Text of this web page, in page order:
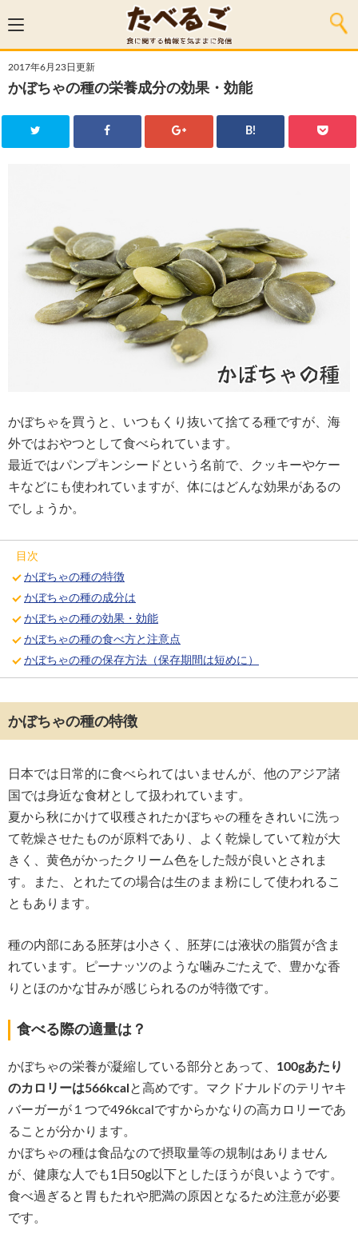
2017年6月23日更新
かぼちゃの種の栄養成分の効果・効能
B!
かぼちゃを買うと、いつもくり抜いて捨てる種ですが、海
外ではおやつとして食べられています。
最近ではパンプキンシードという名前で、クッキーやケー
キなどにも使われていますが、体にはどんな効果があるの
でしょうか。
目次
かぼちゃの種の特徴
かぼちゃの種の成分は
かぼちゃの種の効果・効能
かぼちゃの種の食べ方と注意点
かぼちゃの種の保存方法（保存期間は短めに）
かぼちゃの種の特徴
日本では日常的に食べられてはいませんが、他のアジア諸
国では身近な食材として扱われています。
夏から秋にかけて収穫されたかぼちゃの種をきれいに洗っ
て乾燥させたものが原料であり、よく乾燥していて粒が大
きく、黄色がかったクリーム色をした殻が良いとされま
す。また、とれたての場合は生のまま粉にして使われるこ
ともあります。
種の内部にある胚芽は小さく、胚芽には液状の脂質が含ま
れています。ピーナッツのような噛みごたえで、豊かな香
りとほのかな甘みが感じられるのが特徴です。
食べる際の適量は？
かぼちゃの栄養が凝縮している部分とあって、 100gあたり
のカロリーは566kcal と高めです。マクドナルドのテリヤキ
バーガーが１つで496kcalですからかなりの高カロリーであ
ることが分かります。
かぼちゃの種は食品なので摂取量等の規制はありません
が、健康な人でも1日50g以下としたほうが良いようです。
食べ過ぎると胃もたれや肥満の原因となるため注意が必要
です。